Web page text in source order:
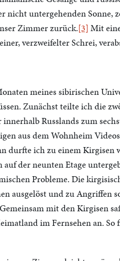
nicht untergehenden Sonne,
Zimmer zurück.[3] Mit
verzweifelter Schrei,
meines sibirischen
Zunächst teilte ich die
Russlands zum
aus dem Wohnheim
durfte ich zu einem Kirgisen
der neunten Etage
Probleme. Die
ausgelöst und zu Angriffen
mit den Kirgisen
im Fernsehen an. So